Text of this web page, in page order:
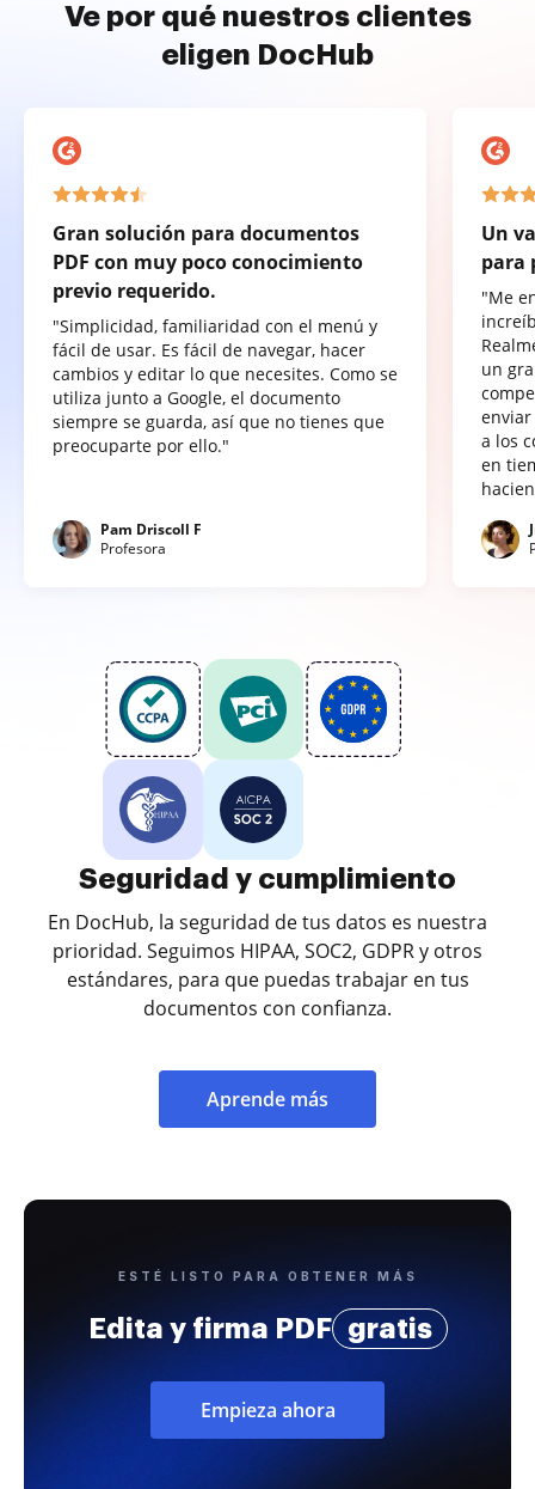
Ve por qué nuestros clientes
eligen DocHub
Gran solución para documentos
PDF con muy poco conocimiento
previo requerido.
"Simplicidad, familiaridad con el menú y
fácil de usar. Es fácil de navegar, hacer
cambios y editar lo que necesites. Como se
utiliza junto a Google, el documento
siempre se guarda, así que no tienes que
preocuparte por ello."
Pam Driscoll F
Profesora
Un
para
"Me
un
a los
en
Seguridad y cumplimiento
En DocHub, la seguridad de tus datos es nuestra
prioridad. Seguimos HIPAA, SOC2, GDPR y otros
estándares, para que puedas trabajar en tus
documentos con confianza.
Aprende más
ESTÉ LISTO PARA OBTENER MÁS
Edita y firma PDF gratis
Empieza ahora